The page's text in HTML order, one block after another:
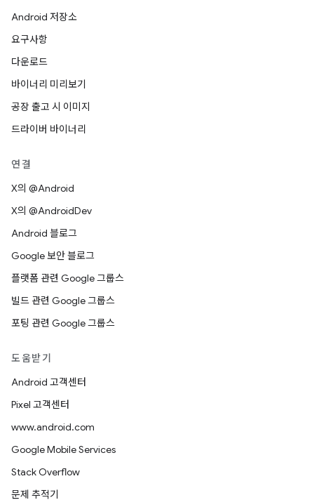
Android 저장소
요구사항
다운로드
바이너리 미리보기
공장 출고 시 이미지
드라이버 바이너리
연결
X의 @Android
X의 @AndroidDev
Android 블로그
Google 보안 블로그
플랫폼 관련 Google 그룹스
빌드 관련 Google 그룹스
포팅 관련 Google 그룹스
도움받기
Android 고객센터
Pixel 고객센터
www.android.com
Google Mobile Services
Stack Overflow
문제 추적기